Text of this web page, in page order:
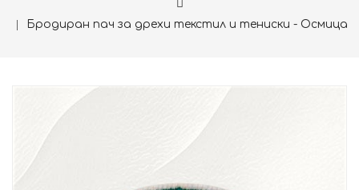
Бродиран пач за дрехи текстил и тениски - Осмица